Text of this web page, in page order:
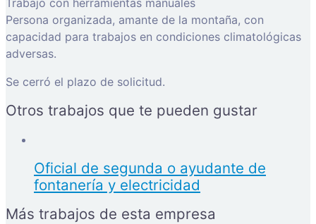
Persona organizada, amante de la montaña, con
capacidad para trabajos en condiciones climatológicas
adversas.
Se cerró el plazo de solicitud.
Otros trabajos que te pueden gustar
Oficial de segunda o ayudante de
fontanería y electricidad
Más trabajos de esta empresa